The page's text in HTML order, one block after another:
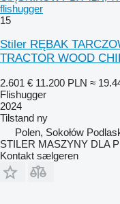
flishugger
15
Stiler RĘBAK
TRACTOR WOOD
2.601 € 11.200 PLN ≈
Flishugger
2024
Tilstand ny
Polen, Sokołów
STILER MASZYNY DLA
Kontakt sælgeren